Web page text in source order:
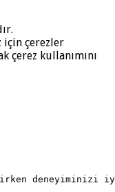
için çerezler
çerez kullanımını
deneyiminizi